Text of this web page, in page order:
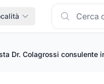
Dr. Colagrossi consulente